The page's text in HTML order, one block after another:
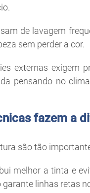
de lavagem
sem perder a cor.
externas exigem
pensando no
fazem a
são tão
melhor a tinta e
linhas retas